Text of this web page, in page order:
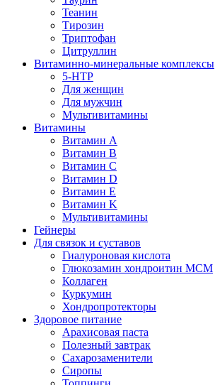
Теанин
Тирозин
Триптофан
Цитруллин
Витаминно-минеральные комплексы
5-HTP
Для женщин
Для мужчин
Мультивитамины
Витамины
Витамин A
Витамин B
Витамин C
Витамин D
Витамин E
Витамин K
Мультивитамины
Гейнеры
Для связок и суставов
Гиалуроновая кислота
Глюкозамин хондроитин МСМ
Коллаген
Куркумин
Хондропротекторы
Здоровое питание
Арахисовая паста
Полезный завтрак
Сахарозаменители
Сиропы